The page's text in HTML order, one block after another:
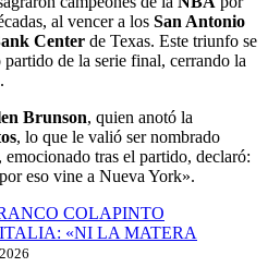
al vencer a los San Antonio
Center de Texas. Este triunfo se
de la serie final, cerrando la
Brunson, quien anotó la
, lo que le valió ser nombrado
emocionado tras el partido, declaró:
eso vine a Nueva York».
COLAPINTO
«NI LA MATERA